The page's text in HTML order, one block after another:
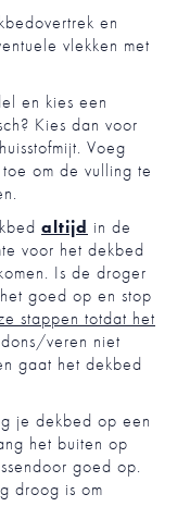
en
vlekken met
en kies een
Kies dan voor
Voeg
om de vulling te
altijd in de
voor het dekbed
Is de droger
goed op en stop
stappen totdat het
veren niet
gaat het dekbed
je dekbed op een
het buiten op
goed op.
droog is om